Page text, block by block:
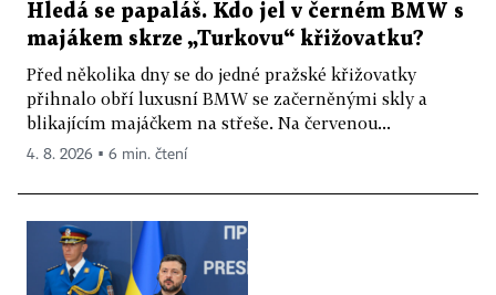
Hledá se papaláš. Kdo jel v černém BMW s
majákem skrze „Turkovu“ křižovatku?
Před několika dny se do jedné pražské křižovatky
přihnalo obří luxusní BMW se začerněnými skly a
blikajícím majáčkem na střeše. Na červenou...
4. 8. 2026 ▪ 6 min. čtení